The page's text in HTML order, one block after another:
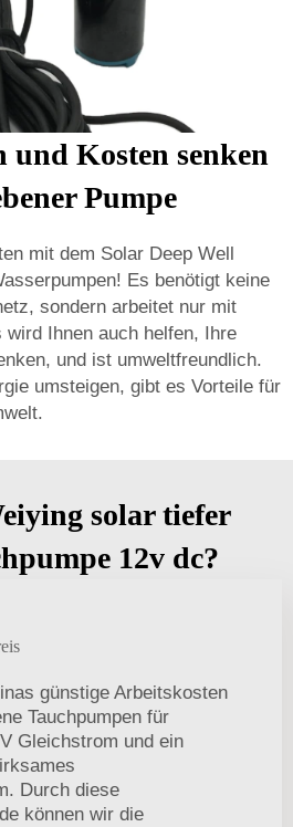
und Kosten senken
Pumpe
mit dem Solar Deep Well
Es benötigt keine
sondern arbeitet nur mit
Ihnen auch helfen, Ihre
und ist umweltfreundlich.
umsteigen, gibt es Vorteile für
solar tiefer
12v dc?
günstige Arbeitskosten
Tauchpumpen für
Gleichstrom und ein
Durch diese
können wir die